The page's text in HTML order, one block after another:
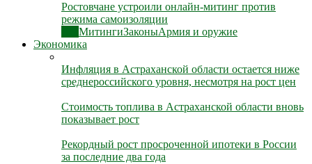
Ростовчане устроили онлайн-митинг против
режима самоизоляции
МитингиЗаконыАрмия и оружие
Экономика
Инфляция в Астраханской области остается ниже
среднероссийского уровня, несмотря на рост цен
Стоимость топлива в Астраханской области вновь
показывает рост
Рекордный рост просроченной ипотеки в России
за последние два года